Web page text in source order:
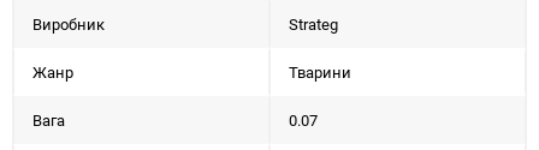
Виробник
Strateg
Жанр Тварини
Вага 0.07